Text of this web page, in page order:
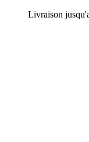
Livraison